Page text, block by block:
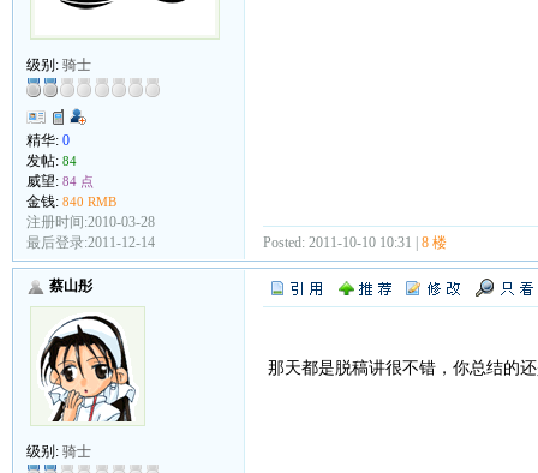
级别: 骑士
精华: 0
发帖: 84
威望: 84 点
金钱: 840 RMB
注册时间:2010-03-28
最后登录:2011-12-14
Posted: 2011-10-10 10:31 | 8 楼
蔡山彤
级别: 骑士
那天都是脱稿讲很不错，你总结的